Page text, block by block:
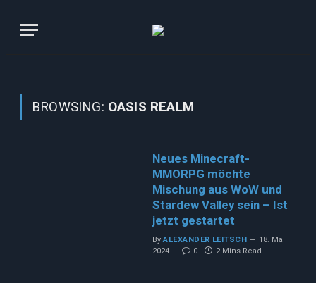
BROWSING: OASIS REALM
Neues Minecraft-
MMORPG möchte
Mischung aus WoW und
Stardew Valley sein – Ist
jetzt gestartet
By ALEXANDER LEITSCH
18. Mai
2024
0 2 Mins Read